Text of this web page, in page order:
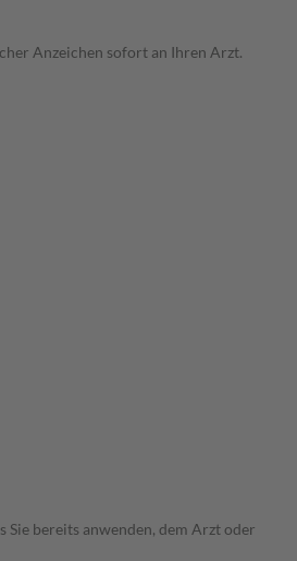
Anzeichen sofort an Ihren Arzt.
bereits anwenden, dem Arzt oder